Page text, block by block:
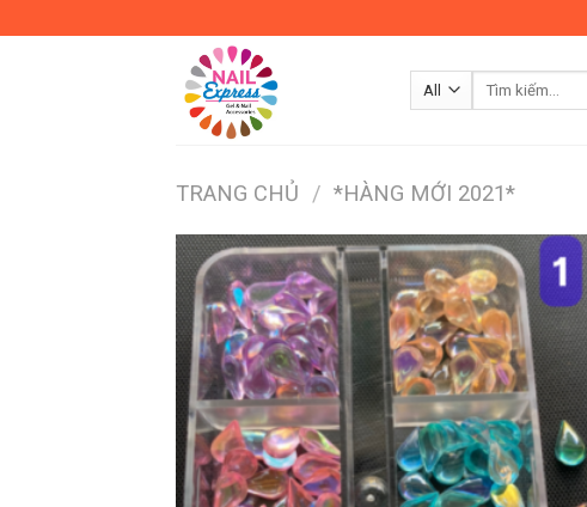
TRANG CHỦ / *HÀNG MỚI 2021*